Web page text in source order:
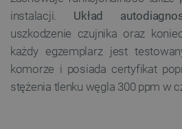
instalacji. Układ
uszkodzenie czujnika oraz
każdy egzemplarz jest
komorze i posiada certyfikat
stężenia tlenku węgla 300 ppm w